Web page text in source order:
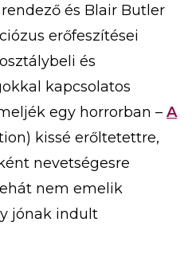
és Blair Butler
erőfeszítései
és
kapcsolatos
egy horrorban – A
kissé erőltetettre,
nevetségesre
nem emelik
jónak indult